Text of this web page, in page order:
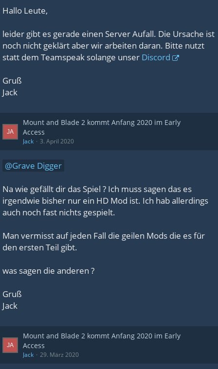
Hallo Leute,
leider gibt es gerade einen Server Aufall. Die Ursache ist
noch nicht geklärt aber wir arbeiten daran. Bitte nutzt
statt dem Teamspeak solange unser Discord
Gruß
Jack
Mount and Blade 2 kommt Anfang 2020 im Early
Access
Jack 3. April 2020
Grave Digger
Na wie gefällt dir das Spiel ? Ich muss sagen das es
irgendwie bisher nur ein HD Mod ist. Ich hab allerdings
auch noch fast nichts gespielt.
Man vermisst auf jeden Fall die geilen Mods die es für
den ersten Teil gibt.
was sagen die anderen ?
Gruß
Jack
Mount and Blade 2 kommt Anfang 2020 im Early
Access
Jack 29. März 2020